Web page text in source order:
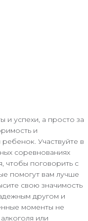
и успехи, а просто за
и
Участвуйте в
соревнованиях
чтобы поговорить с
помогут вам лучше
свою значимость
другом и
моменты не
или